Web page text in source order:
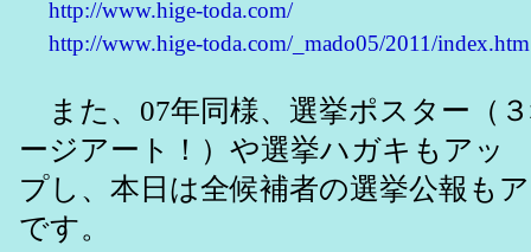
http://www.hige-toda.com/
http://www.hige-toda.com/_mado05/2011/index.htm
また、07年同様、選挙ポスター（
ージアート！）や選挙ハガキもアッ
プし、本日は全候補者の選挙公報も
です。